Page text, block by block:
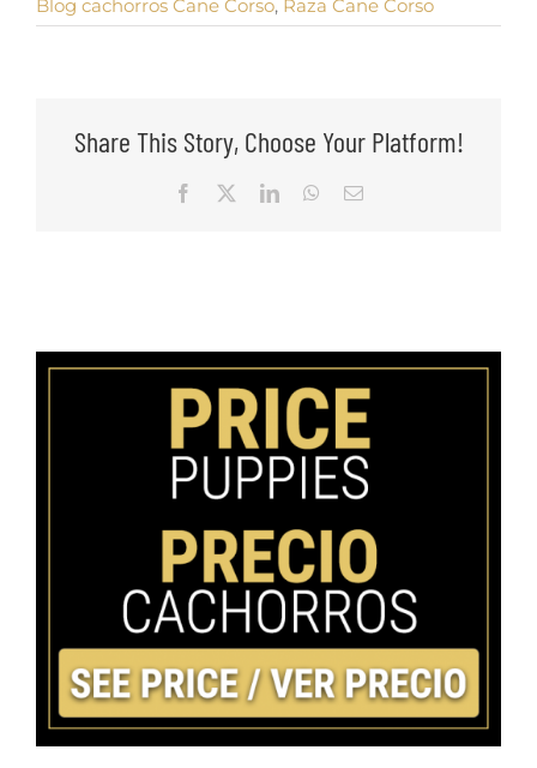
Blog cachorros Cane Corso, Raza Cane Corso
Share This Story, Choose Your Platform!
Facebook LinkedInWhatsApp
Email